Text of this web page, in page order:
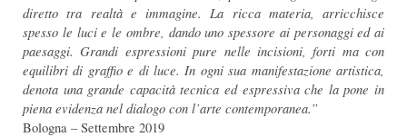
diretto tra realtà e immagine. La ricca materia, arricchisce
spesso le luci e le ombre, dando uno spessore ai personaggi ed ai
paesaggi. Grandi espressioni pure nelle incisioni, forti ma con
equilibri di graffio e di luce. In ogni sua manifestazione artistica,
denota una grande capacità tecnica ed espressiva che la pone in
piena evidenza nel dialogo con l’arte contemporanea.”
Bologna – Settembre 2019